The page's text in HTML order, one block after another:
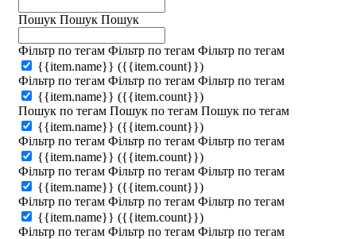
Пошук Пошук Пошук
Фільтр по тегам Фільтр по тегам Фільтр по тегам
{{item.name}} ({{item.count}})
Фільтр по тегам Фільтр по тегам Фільтр по тегам
{{item.name}} ({{item.count}})
Пошук по тегам Пошук по тегам Пошук по тегам
{{item.name}} ({{item.count}})
Фільтр по тегам Фільтр по тегам Фільтр по тегам
{{item.name}} ({{item.count}})
Фільтр по тегам Фільтр по тегам Фільтр по тегам
{{item.name}} ({{item.count}})
Фільтр по тегам Фільтр по тегам Фільтр по тегам
{{item.name}} ({{item.count}})
Фільтр по тегам Фільтр по тегам Фільтр по тегам